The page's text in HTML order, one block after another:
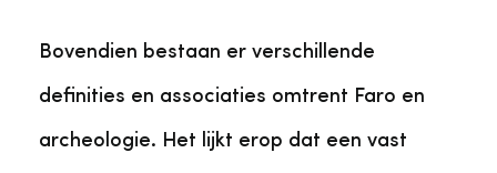
Bovendien bestaan er verschillende
definities en associaties omtrent Faro en
archeologie. Het lijkt erop dat een vast